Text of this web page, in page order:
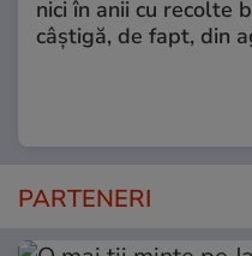
nici în anii cu recolte
câștigă, de fapt, din
PARTENERI